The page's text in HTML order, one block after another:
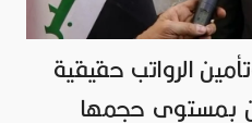
الرواتب حقيقية
بمستوى حجمها